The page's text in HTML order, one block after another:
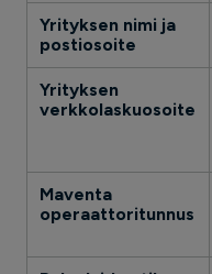
Yrityksen nimi ja
postiosoite
Yrityksen
verkkolaskuosoite
Maventa
operaattoritunnus